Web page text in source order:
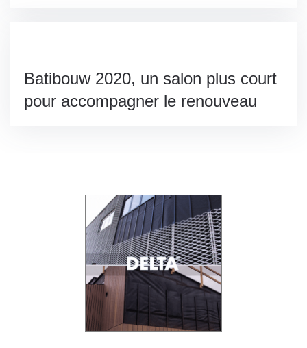
Batibouw 2020, un salon plus court
pour accompagner le renouveau